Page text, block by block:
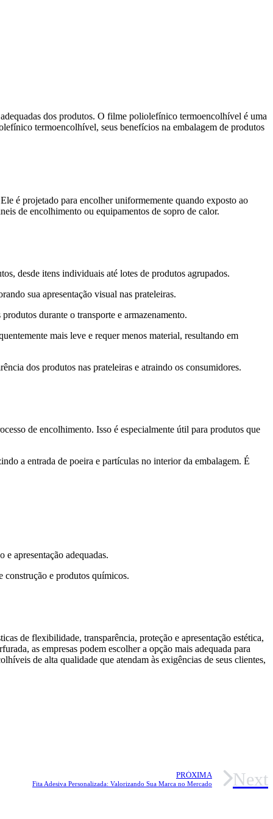
dos produtos. O filme poliolefínico termoencolhível é uma
termoencolhível, seus benefícios na embalagem de produtos
é projetado para encolher uniformemente quando exposto ao
de encolhimento ou equipamentos de sopro de calor.
desde itens individuais até lotes de produtos agrupados.
sua apresentação visual nas prateleiras.
durante o transporte e armazenamento.
mais leve e requer menos material, resultando em
dos produtos nas prateleiras e atraindo os consumidores.
de encolhimento. Isso é especialmente útil para produtos que
a entrada de poeira e partículas no interior da embalagem. É
apresentação adequadas.
construção e produtos químicos.
de flexibilidade, transparência, proteção e apresentação estética,
as empresas podem escolher a opção mais adequada para
de alta qualidade que atendam às exigências de seus clientes,
PRÓXIMA
Fita Adesiva Personalizada: Valorizando Sua Marca no Mercado Next